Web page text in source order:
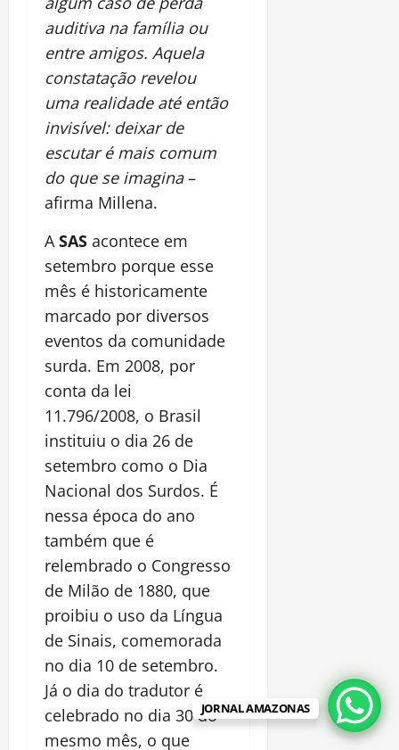
auditiva na família ou
entre amigos. Aquela
constatação revelou
uma realidade até então
invisível: deixar de
escutar é mais comum
do que se imagina–
afirma Millena.
A SAS acontece em
setembro porque esse
mês é historicamente
marcado por diversos
eventos da comunidade
surda. Em 2008, por
conta da lei
11.796/2008, o Brasil
instituiu o dia 26 de
setembro como o Dia
Nacional dos Surdos. É
nessa época do ano
também que é
relembrado o Congresso
de Milão de 1880, que
proibiu o uso da Língua
de Sinais, comemorada
no dia 10 de setembro.
Já o dia do tradutor é
celebrado no dia 30 do
mesmo mês, o que
JORNAL AMAZONAS